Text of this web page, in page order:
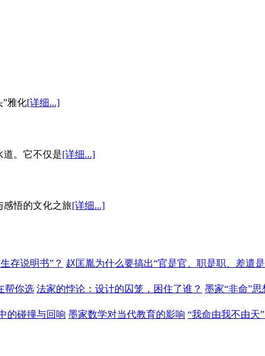
”雅化[详细...]
道。它不仅是[详细...]
悟的文化之旅[详细...]
存说明书”？ 赵匡胤为什么要搞出“官是官、职是职、差遣
帮你选 法家的悖论：设计的囚笼，困住了谁？ 墨家“非命”
的碰撞与回响 墨家数学对当代教育的影响 “我命由我不由天